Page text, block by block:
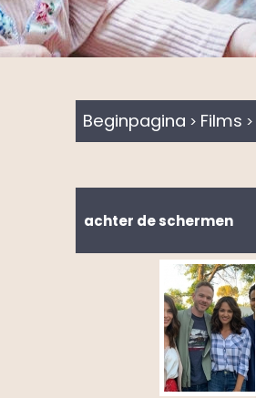
Beginpagina > Films >
achter de schermen